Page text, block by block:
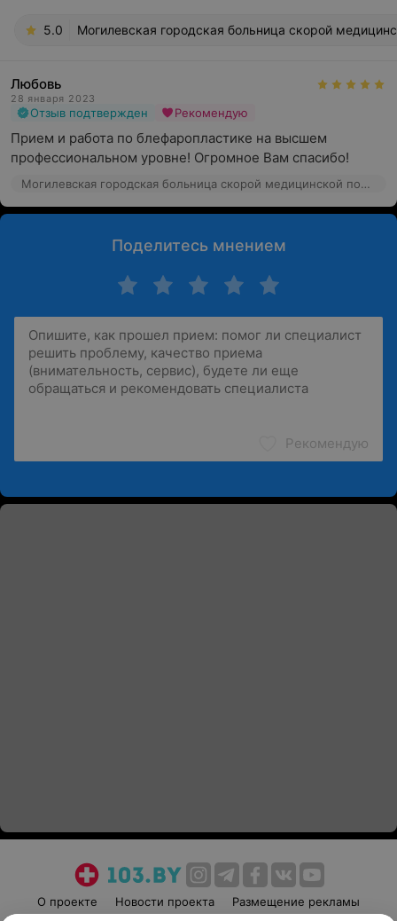
5.0 Могилевская городская больница скорой
Любовь
28 января 2023
Отзыв подтвержден Рекомендую
Прием и работа по блефаропластике на высшем
профессиональном уровне! Огромное Вам спасибо!
Могилевская городская больница скорой медицинской помощи, ул. Боткина, 2
Поделитесь мнением
Рекомендую
О проекте Новости проекта
Размещение рекламы